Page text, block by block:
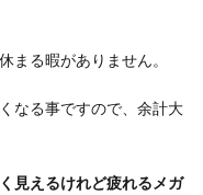
まる暇がありません。
なる事ですので、余計大
く見えるけれど疲れるメガ